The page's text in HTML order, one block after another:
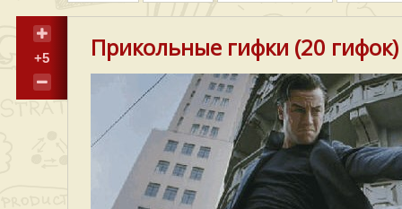
+5 Прикольные гифки (20